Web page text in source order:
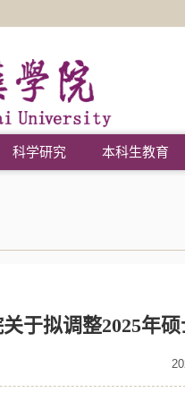
科学研究 本科生教育
于拟调整2025年